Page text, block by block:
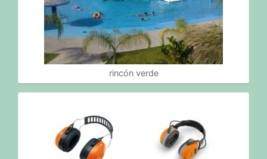
rincón verde